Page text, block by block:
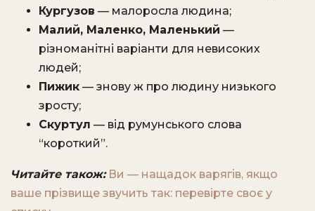
Кургузов — малоросла людина;
Малий, Маленко, Маленький —
різноманітні варіанти для невисоких
людей;
Пижик — знову ж про людину низького
зросту;
Скуртул — від румунського слова
“короткий”.
Читайте також: Ви — нащадок варягів, якщо
ваше прізвище звучить так: перевірте своє у